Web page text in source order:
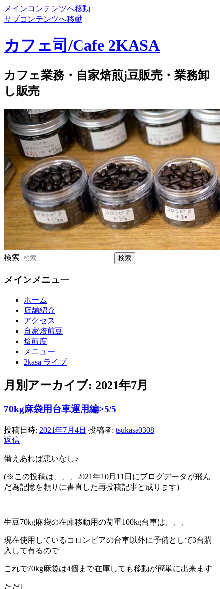
メインコンテンツへ移動
サブコンテンツへ移動
カフェ司/Cafe 2KASA
カフェ業務・自家焙煎j豆販売・業務卸
し販売
検索
メインメニュー
ホーム
店舗紹介
アクセス
自家焙煎豆
焙煎度
メニュー
2kasa ライブ
月別アーカイブ: 2021年7月
70kg麻袋用台車運用編>5/5
投稿日時: 2021年7月4日 投稿者: tsukasa0308
返信
備えあれば患いなし♪
(※この投稿は、、、2021年10月11日にブログデータが飛ん
だ為記憶を頼りに書直した再投稿記事と成ります)
生豆70kg麻袋の在庫移動用の荷重100kg台車は、、、
現在使用しているコロンビアの台車以外に予備として3台購
入して有るので
これで70kg麻袋は4個まで在庫しても移動が簡単に出来ます
ただし、、、